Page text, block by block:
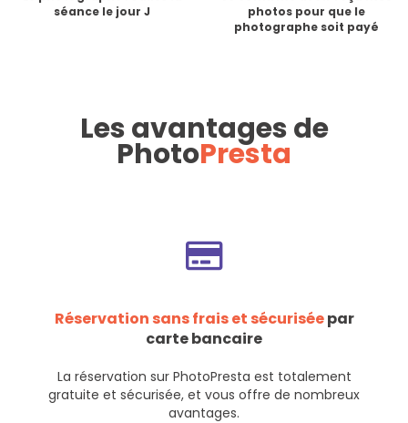
séance le jour J
photos pour que le
photographe soit payé
Les avantages de
PhotoPresta
Réservation sans frais et sécuriséepar
carte bancaire
La réservation sur PhotoPresta est totalement
gratuite et sécurisée, et vous offre de nombreux
avantages.